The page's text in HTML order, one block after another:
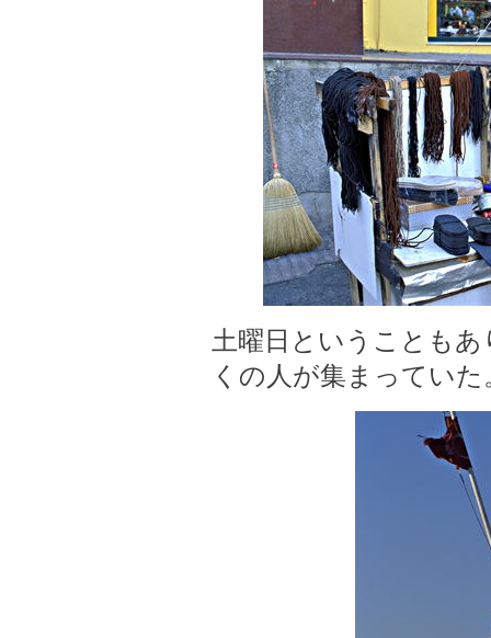
土曜日ということも
くの人が集まっていた